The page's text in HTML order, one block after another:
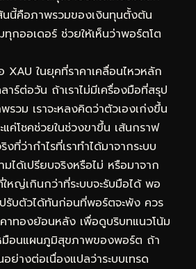
นี้คือภาพรวมของเงินทุนตั้งต้น
กออเดอร์ ช่วยให้เห็นว่าพอร์ตโต
XAU ในยุคที่ราคาเคลื่อนไหวหลัก
ร์ต่อวัน ถ้าเราไม่มีเครื่องมือที่สรุป
รวม เราจะหลงคิดว่าตัวเองเก่งขึ้น
ค่โชคช่วยในช่วงขาขึ้น เส้นกราฟ
ที่ว่ากำไรที่เราทำได้มาจากระบบ
ได้เปรียบจริงหรือไม่ หรือมาจาก
หญ่เกินกว่าที่ระบบจะรับมือได้ พอ
ปรับตัวได้ทันก่อนที่พอร์ตจะพัง ควร
คาทองย้อนหลัง เพื่อดูบริบทแนวโน้ม
มือนแผนภูมิสุขภาพของพอร์ต ถ้า
ย่างต่อเนื่องแปลว่าระบบเทรด